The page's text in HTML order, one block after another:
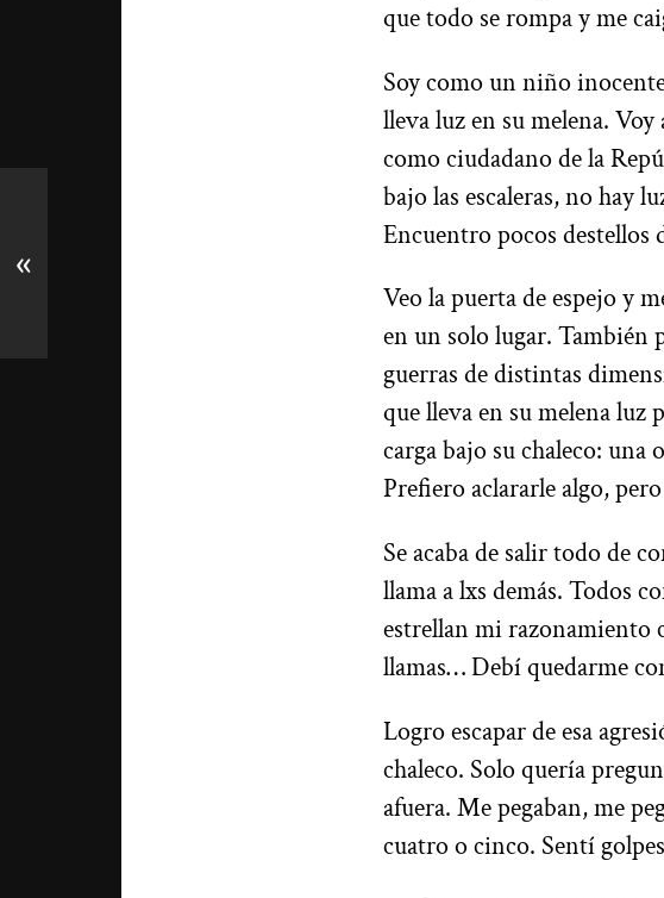
que todo se rompa y me
Soy como un niño
lleva luz en su melena.
como ciudadano de la
bajo las escaleras, no hay
Encuentro pocos destellos
Veo la puerta de espejo y
en un solo lugar. También
guerras de distintas
que lleva en su melena luz
carga bajo su chaleco:
Prefiero aclararle algo,
Se acaba de salir todo de
llama a lxs demás. Todos
estrellan mi razonamiento
llamas… Debí quedarme
Logro escapar de esa
chaleco. Solo quería
afuera. Me pegaban, me
cuatro o cinco. Sentí
«